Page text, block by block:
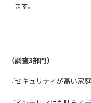
ま
（調査3部門）
『セキュリティが高い家